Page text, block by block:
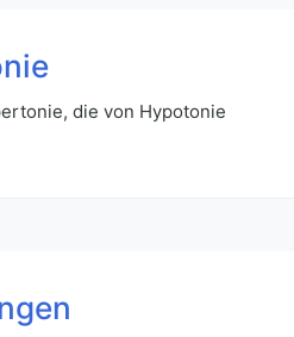
die von Hypotonie